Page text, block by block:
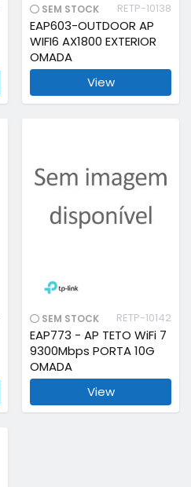
SEM STOCK RETP-10138
EAP603-OUTDOOR AP
WIFI6 AX1800 EXTERIOR
OMADA
View
SEM STOCK RETP-10142
EAP773 - AP TETO WiFi 7
9300Mbps PORTA 10G
OMADA
View